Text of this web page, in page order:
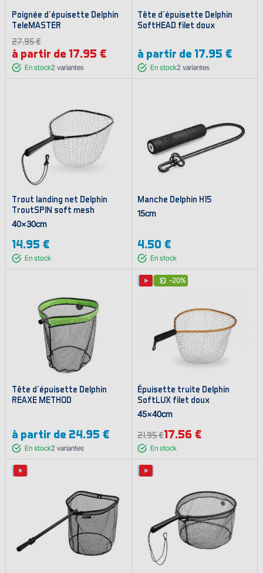
Poignée d'épuisette Delphin
TeleMASTER
27.95 €
à partir de 17.95 €
En stock2 variantes
Tête d'épuisette Delphin
SoftHEAD filet doux
à partir de 17.95 €
En stock2 variantes
Trout landing net Delphin
TroutSPIN soft mesh
40x30cm
14.95 €
En stock
Manche Delphin H15
15cm
4.50 €
En stock
Tête d'épuisette Delphin
REAXE METHOD
à partir de 24.95 €
En stock2 variantes
-20%
Épuisette truite Delphin
SoftLUX filet doux
45x40cm
21.95 €17.56 €
En stock